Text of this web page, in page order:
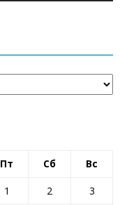
Пт Сб Вс
1 2
3